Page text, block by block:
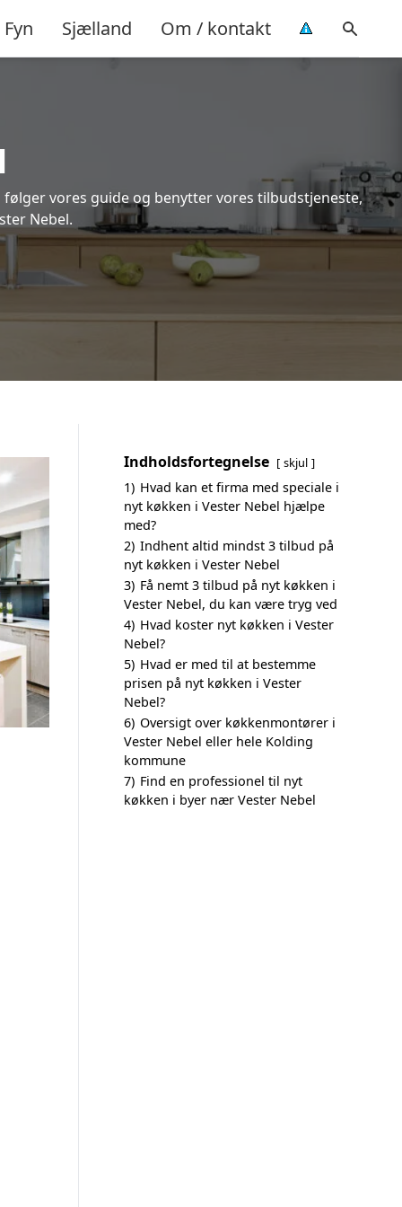
Fyn Sjælland Om / kontakt
vores guide og benytter vores tilbudstjeneste,
Nebel.
Indholdsfortegnelse skjul
1) Hvad kan et firma med speciale i
nyt køkken i Vester Nebel hjælpe
med?
2) Indhent altid mindst 3 tilbud på
nyt køkken i Vester Nebel
3) Få nemt 3 tilbud på nyt køkken i
Vester Nebel, du kan være tryg ved
4) Hvad koster nyt køkken i Vester
Nebel?
5) Hvad er med til at bestemme
prisen på nyt køkken i Vester
Nebel?
6) Oversigt over køkkenmontører i
Vester Nebel eller hele Kolding
kommune
7) Find en professionel til nyt
køkken i byer nær Vester Nebel